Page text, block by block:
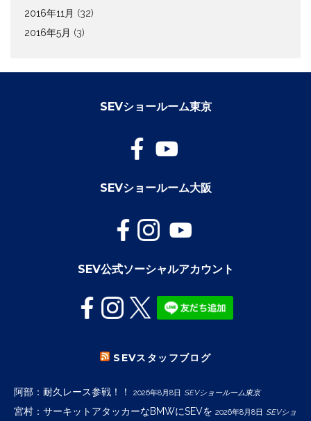
2016年11月 (32)
2016年5月 (3)
SEVショールーム東京
SEVショールーム大阪
SEV公式ソーシャルアカウント
SEVスタッフブログ
阿部：耐久レース参戦！！ 2026年8月8日 SEVショールーム東京
宮村：サーキットアタッカーなBMWにSEVを 2026年8月8日 SEVショ